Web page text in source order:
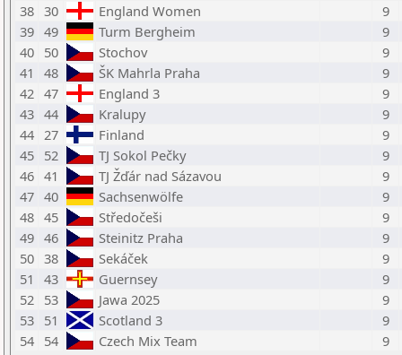
38 30 England Women
9
39 49 Turm Bergheim
9
40 50 Stochov
9
41
48 ŠK Mahrla Praha
9
42 47 England 3
9
43 44 Kralupy
9
44 27 Finland
9
45 52 TJ Sokol Pečky
9
46 41 TJ Žďár nad Sázavou
9
47 40 Sachsenwölfe
9
48 45 Středočeši
9
49 46 Steinitz Praha
9
50 38 Sekáček
9
51
43 Guernsey
9
52 53 Jawa 2025
9
53 51 Scotland 3
9
54 54 Czech Mix Team 9